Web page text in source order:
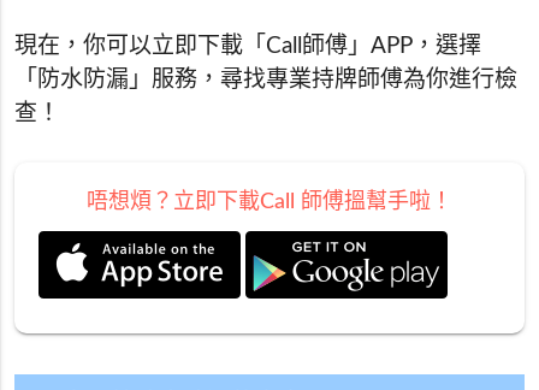
現在，你可以立即下載「Call師傅」APP，選擇
「防水防漏」服務，尋找專業持牌師傅為你進行檢
查！
唔想煩？立即下載Call 師傅搵幫手啦！